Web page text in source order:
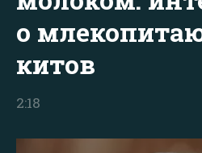
о
китов
2:18